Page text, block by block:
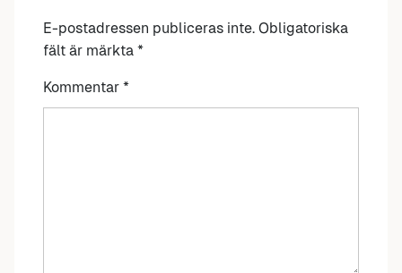
E-postadressen publiceras inte. Obligatoriska
fält är märkta *
Kommentar *